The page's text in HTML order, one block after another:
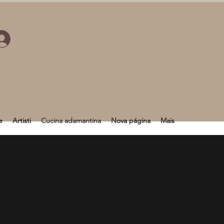
Artisti Cucina adamantina Nova página Mais